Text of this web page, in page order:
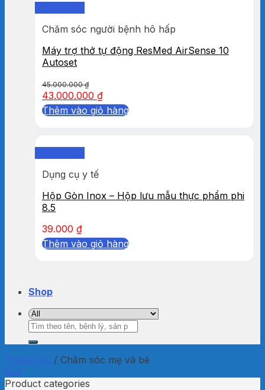
Chăm sóc người bệnh hô hấp
Máy trợ thở tự động ResMed AirSense 10
Autoset
45.000.000₫
43.000.000 ₫
Thêm vào giỏ hàng
Dụng cụ y tế
Hộp Gòn Inox – Hộp lưu mẫu thực phẩm phi
8.5
39.000 ₫
Thêm vào giỏ hàng
Shop
Tìm
kiếm:
Trang chủ / Chăm sóc mẹ và bé
Lọc
Product categories